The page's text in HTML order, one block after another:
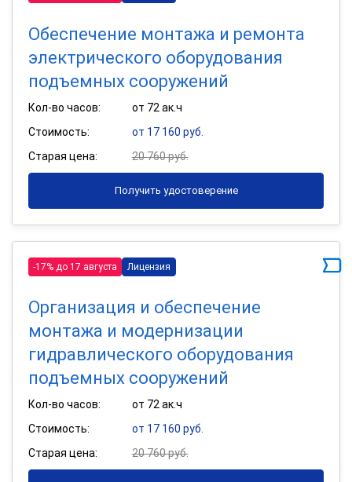
Обеспечение монтажа и ремонта
электрического оборудования
подъемных сооружений
Кол-во часов:
от 72 ак.ч
Стоимость:
от 17 160 руб.
Старая цена:
20 760 руб.
Получить удостоверение
-17% до 17 августа Лицензия
Организация и обеспечение
монтажа и модернизации
гидравлического оборудования
подъемных сооружений
Кол-во часов:
от 72 ак.ч
Стоимость:
от 17 160 руб.
Старая цена:
20 760 руб.